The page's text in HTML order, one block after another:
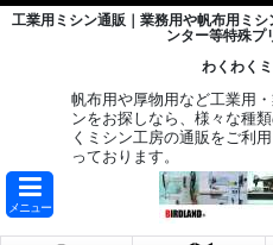
工業用ミシン通販｜業務用や帆布用ミ
ンター等特殊プ
わくわく
帆布用や厚物用など工業用
ンをお探しなら、様々な種
くミシン工房の通販をご利
っております。
メニュー